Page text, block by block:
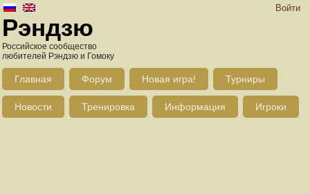
Войти
Рэндзю
Российское сообщество
любителей Рэндзю и Гомоку
Главная Форум Новая игра! Турниры
Новости Тренировка Информация Игроки